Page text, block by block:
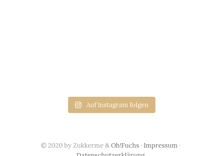
Auf Instagram folgen
© 2020 by Zukkerme &Oh!Fuchs· Impressum ·